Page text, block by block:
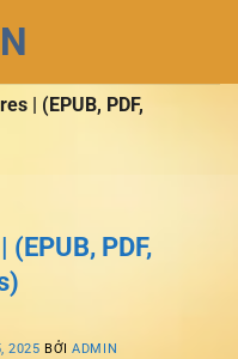
| (EPUB, PDF,
PDF,
2025 BỞIADMIN